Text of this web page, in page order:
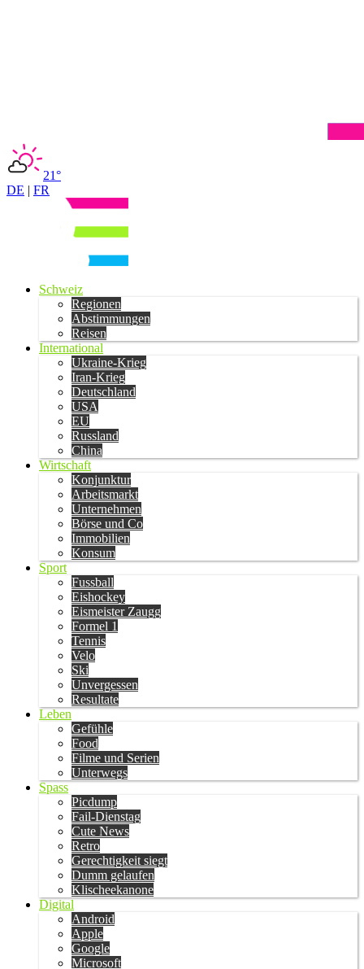
21°
DE | FR
Schweiz
Regionen
Abstimmungen
Reisen
International
Ukraine-Krieg
Iran-Krieg
Deutschland
USA
EU
Russland
China
Wirtschaft
Konjunktur
Arbeitsmarkt
Unternehmen
Börse und Co
Immobilien
Konsum
Sport
Fussball
Eishockey
Eismeister Zaugg
Formel 1
Tennis
Velo
Ski
Unvergessen
Resultate
Leben
Gefühle
Food
Filme und Serien
Unterwegs
Spass
Picdump
Fail-Dienstag
Cute News
Retro
Gerechtigkeit siegt
Dumm gelaufen
Klischeekanone
Digital
Android
Apple
Google
Microsoft